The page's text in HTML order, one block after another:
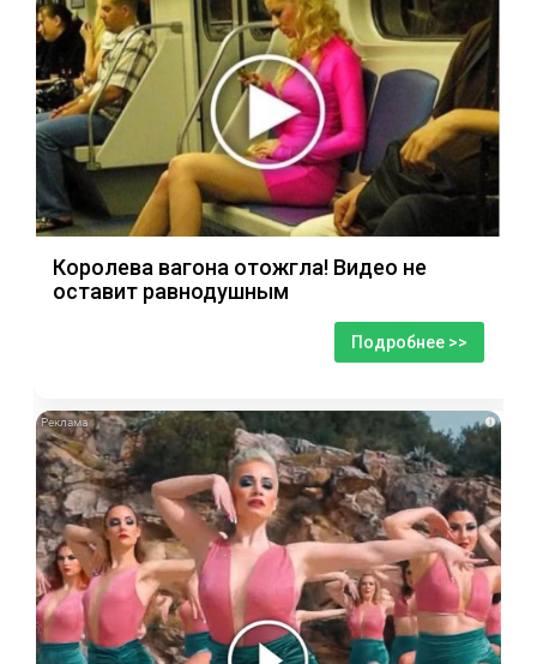
Королева вагона отожгла! Видео не
оставит равнодушным
Подробнее >>
i